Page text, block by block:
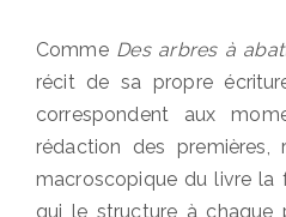
Comme Des arbres à
récit de sa propre
correspondent aux
rédaction des premières,
macroscopique du livre la
qui le structure à chaque